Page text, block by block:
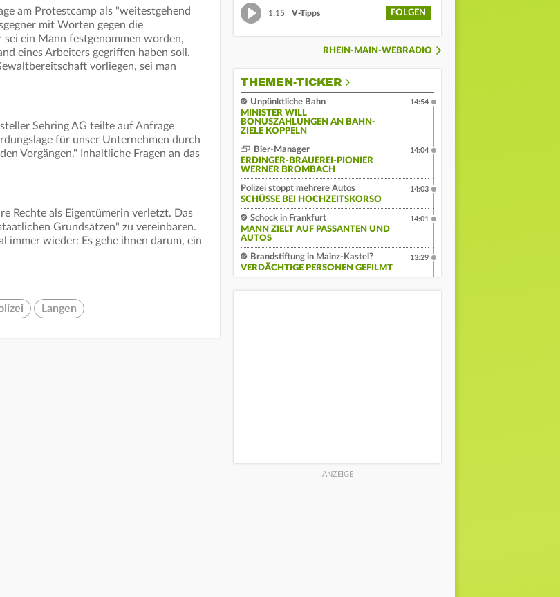
am Protestcamp als "weitestgehend
mit Worten gegen die
ein Mann festgenommen worden,
eines Arbeiters gegriffen haben soll.
vorliegen, sei man
Sehring AG teilte auf Anfrage
für unser Unternehmen durch
Vorgängen." Inhaltliche Fragen an das
Rechte als Eigentümerin verletzt. Das
Grundsätzen" zu vereinbaren.
immer wieder: Es gehe ihnen darum, ein
Langen
1:15 V-Tipps FOLGEN
RHEIN-MAIN-WEBRADIO
THEMEN-TICKER
Unpünktliche Bahn
MINISTER WILL
BONUSZAHLUNGEN AN BAHN-
ZIELE KOPPELN
14:54
Bier-Manager
ERDINGER-BRAUEREI-PIONIER
WERNER BROMBACH
14:04
Polizei stoppt mehrere Autos
SCHÜSSE BEI HOCHZEITSKORSO
14:03
Schock in Frankfurt
MANN ZIELT AUF PASSANTEN UND
AUTOS
14:01
Brandstiftung in Mainz-Kastel?
VERDÄCHTIGE PERSONEN GEFILMT
13:29